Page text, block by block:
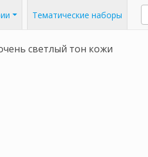
Тематические наборы
светлый тон кожи